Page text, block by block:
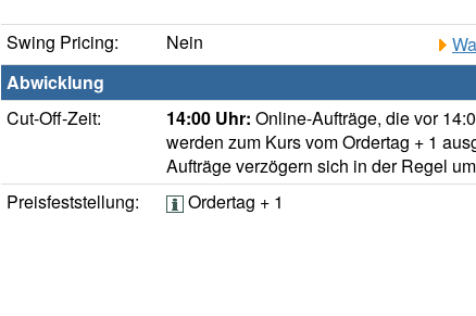
Swing Pricing:
Nein
Abwicklung
Cut-Off-Zeit:
14:00 Uhr: Online-Aufträge, die vor
werden zum Kurs vom Ordertag + 1
Aufträge verzögern sich in der Regel
Preisfeststellung:
Ordertag + 1